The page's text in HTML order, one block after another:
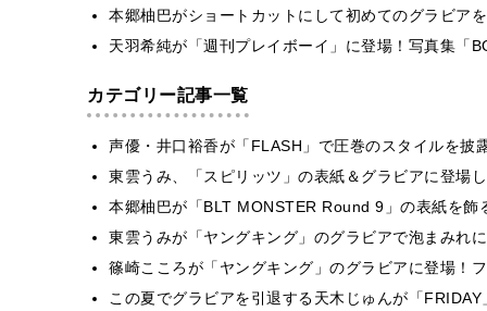
本郷柚巴がショートカットにして初めてのグラビア
天羽希純が「週刊プレイボーイ」に登場！写真集「
カテゴリー記事一覧
声優・井口裕香が「FLASH」で圧巻のスタイルを
東雲うみ、「スピリッツ」の表紙＆グラビアに登場
本郷柚巴が「BLT MONSTER Round 9」の表紙を
東雲うみが「ヤングキング」のグラビアで泡まみれ
篠崎こころが「ヤングキング」のグラビアに登場！
この夏でグラビアを引退する天木じゅんが「